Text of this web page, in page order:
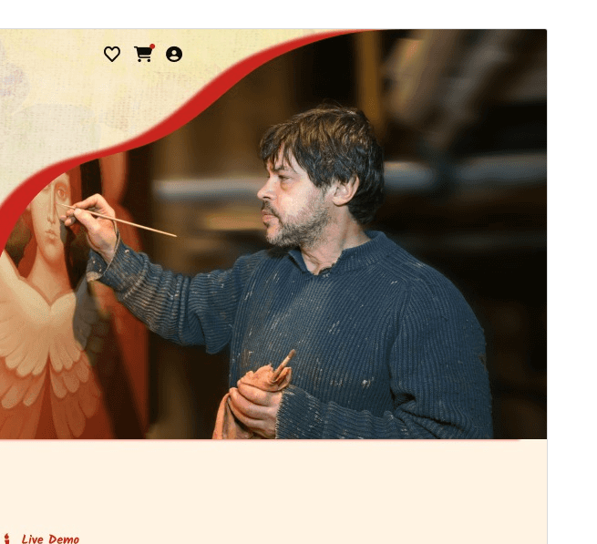
Temă comercială
Această temă este gratuită, dar oferă actualizări
comerciale suplimentare sau suport plătit.
PrevizualizeazăDescarcă
Versiune
2.2.3
Ultima actualizare
10 iulie 2026
Instalări active
50+
Versiune PHP
Prima pagină a temei